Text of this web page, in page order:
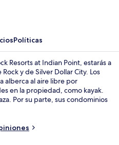
Políticas
Resorts at Indian Point, estarás a
y de Silver Dollar City. Los
alberca al aire libre por
en la propiedad, como kayak.
Por su parte, sus condominios